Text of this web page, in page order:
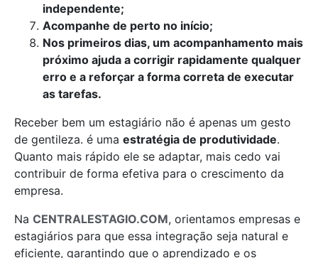
independente;
Acompanhe de perto no início;
Nos primeiros dias, um acompanhamento mais
próximo ajuda a corrigir rapidamente qualquer
erro e a reforçar a forma correta de executar
as tarefas.
Receber bem um estagiário não é apenas um gesto
de gentileza. é uma estratégia de produtividade.
Quanto mais rápido ele se adaptar, mais cedo vai
contribuir de forma efetiva para o crescimento da
empresa.
Na CENTRALESTAGIO.COM, orientamos empresas e
estagiários para que essa integração seja natural e
eficiente, garantindo que o aprendizado e os